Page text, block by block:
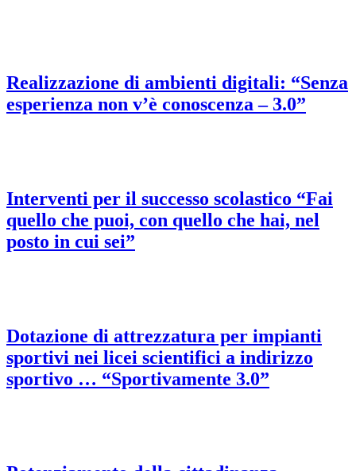
Realizzazione di ambienti digitali: “Senza
esperienza non v’è conoscenza – 3.0”
Interventi per il successo scolastico “Fai
quello che puoi, con quello che hai, nel
posto in cui sei”
Dotazione di attrezzatura per impianti
sportivi nei licei scientifici a indirizzo
sportivo … “Sportivamente 3.0”